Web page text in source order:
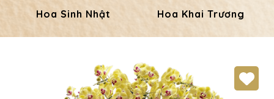
Hoa Sinh Nhật Hoa Khai Trương